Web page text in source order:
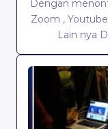
Dengan
Zoom ,
Lain nya